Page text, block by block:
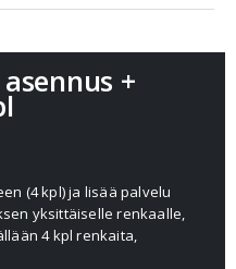
+
(4 kpl) ja lisää palvelu
yksittäiselle renkaalle,
4 kpl renkaita,